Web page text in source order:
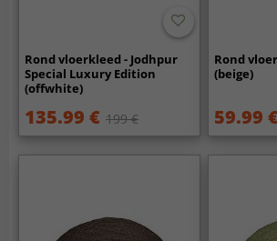
Rond vloerkleed - Jodhpur
Special Luxury Edition
(offwhite)
135.99 € 199 €
Rond
(beige)
59.99 €